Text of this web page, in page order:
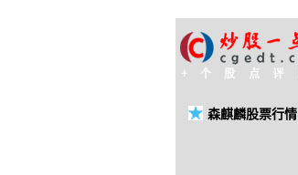
森麒麟股票行情